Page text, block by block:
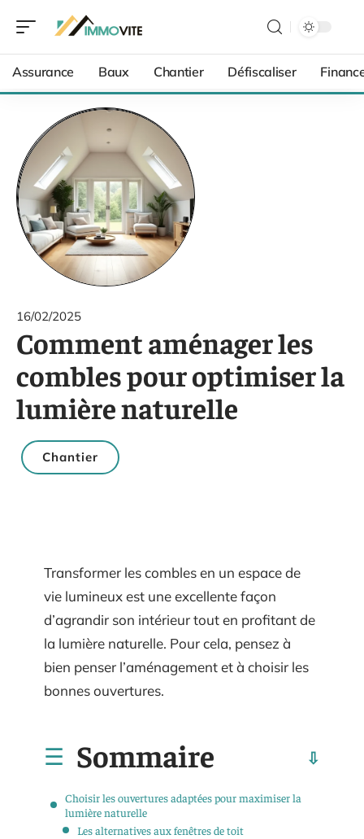
Assurance Baux Chantier Défiscaliser
16/02/2025
Comment aménager les
combles pour optimiser la
lumière naturelle
Chantier
Transformer les combles en un espace de
vie lumineux est une excellente façon
d’agrandir son intérieur tout en profitant de
la lumière naturelle. Pour cela, pensez à
bien penser l’aménagement et à choisir les
bonnes ouvertures.
Sommaire
Choisir les ouvertures adaptées pour maximiser la
lumière naturelle
Les alternatives aux fenêtres de toit